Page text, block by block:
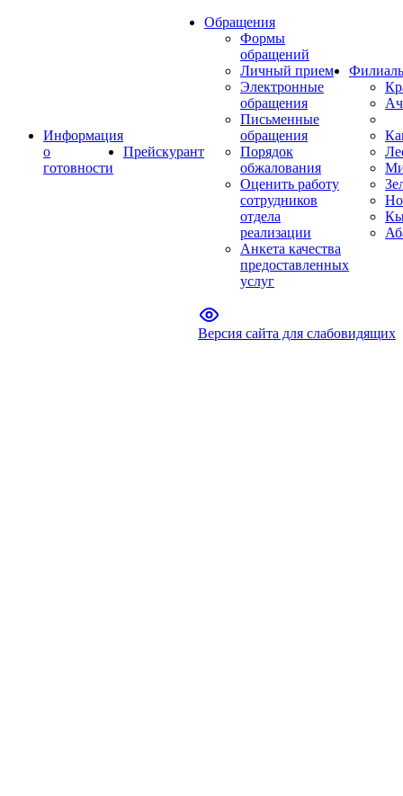
Информация
о
готовности
Прейскурант
Обращения
Формы
обращений
Личный прием
Электронные
обращения
Письменные
обращения
Порядок
обжалования
Оценить работу
сотрудников
отдела
реализации
Анкета качества
предоставленных
услуг
Версия сайта для слабовидящих